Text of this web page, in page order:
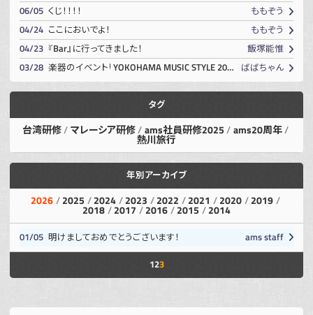
06/05
ももぞう
くじ！！！！
04/24
ももぞう
ここにおいでよ！
04/23
飯塚能惟
『Bar』に行ってきました！
03/28
ばばちゃん
楽器のイベント「YOKOHAMA MUSIC STYLE 2026」に行ってきました！
タグ
台湾研修 マレーシア研修 ams社員研修2025 ams20周年
熱川旅行
年別アーカイブ
2026 2025 2024 2023 2022 2021 2020 2019
2018 2017 2016 2015 2014
01/05 ams staff
明けましておめでとうございます！
123